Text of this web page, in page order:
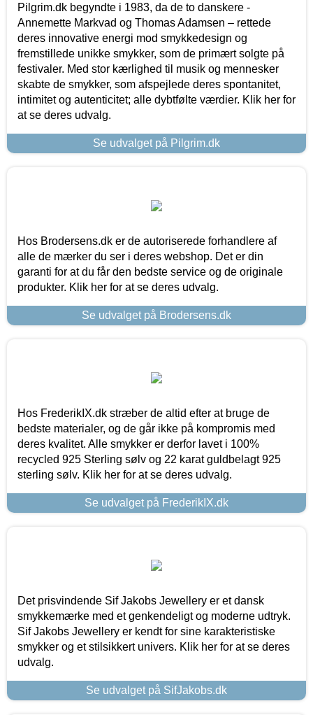
Pilgrim.dk begyndte i 1983, da de to danskere -
Annemette Markvad og Thomas Adamsen – rettede
deres innovative energi mod smykkedesign og
fremstillede unikke smykker, som de primært solgte på
festivaler. Med stor kærlighed til musik og mennesker
skabte de smykker, som afspejlede deres spontanitet,
intimitet og autenticitet; alle dybtfølte værdier. Klik her for
at se deres udvalg.
Se udvalget på Pilgrim.dk
Hos Brodersens.dk er de autoriserede forhandlere af
alle de mærker du ser i deres webshop. Det er din
garanti for at du får den bedste service og de originale
produkter. Klik her for at se deres udvalg.
Se udvalget på Brodersens.dk
Hos FrederikIX.dk stræber de altid efter at bruge de
bedste materialer, og de går ikke på kompromis med
deres kvalitet. Alle smykker er derfor lavet i 100%
recycled 925 Sterling sølv og 22 karat guldbelagt 925
sterling sølv. Klik her for at se deres udvalg.
Se udvalget på FrederikIX.dk
Det prisvindende Sif Jakobs Jewellery er et dansk
smykkemærke med et genkendeligt og moderne udtryk.
Sif Jakobs Jewellery er kendt for sine karakteristiske
smykker og et stilsikkert univers. Klik her for at se deres
udvalg.
Se udvalget på SifJakobs.dk